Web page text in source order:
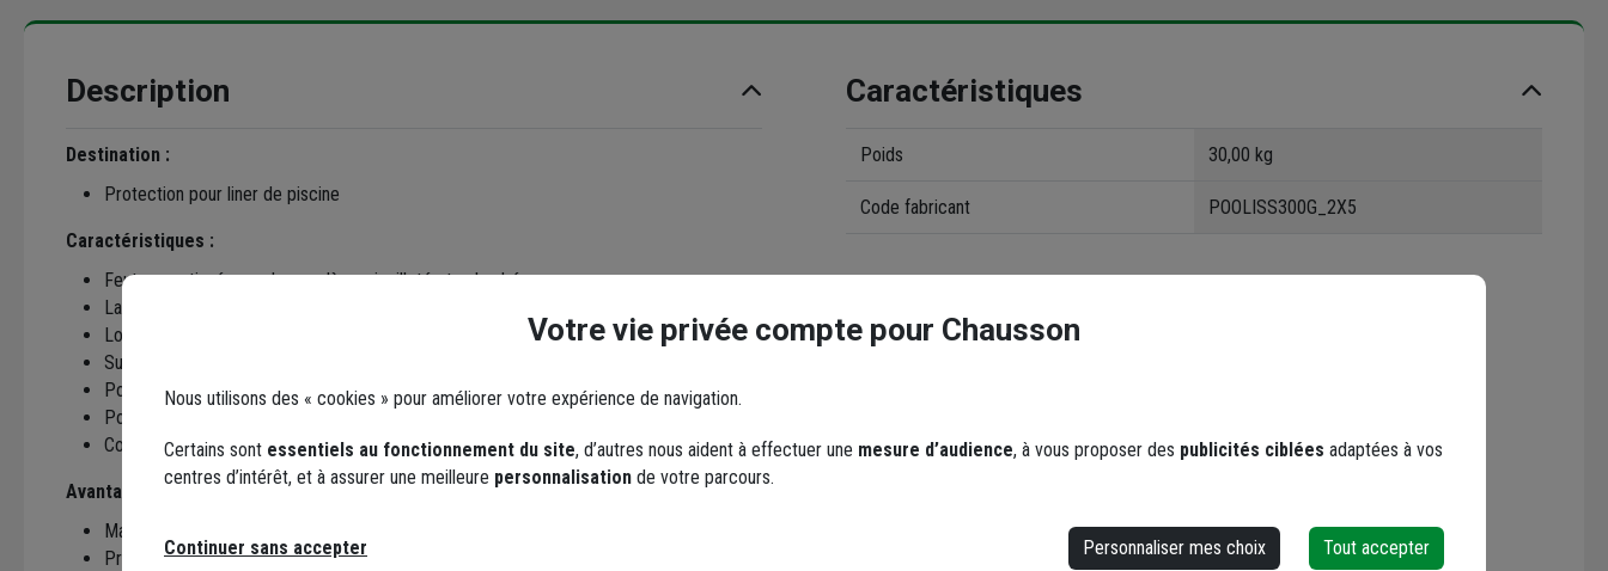
Description
Destination :
Protection pour liner de piscine
Caractéristiques :
Feutre non tissé en polypropylène, aiguilleté et calandré
Largeur : 2 m
Longueur : 25 ou 50 m
Surface bobine : 50 ou 100 m²
Poids approximatif : 15 ou 30 kg
Poids théorique : 300 g/m²
Couleur gris
Avantages :
Marquage CE
Produit sans utilisation de liants chimiques
Caractéristiques
Poids 30,00 kg
Code fabricant POOLISS300G_2X5
Votre vie privée compte pour Chausson
Nous utilisons des « cookies » pour améliorer votre expérience de navigation.
Certains sont essentiels au fonctionnement du site, d’autres nous aident à effectuer une mesure d’audience, à vous proposer des publicités ciblées adaptées à vos
centres d’intérêt, et à assurer une meilleure personnalisation de votre parcours.
Personnaliser mes choix Tout accepter
Continuer sans accepter